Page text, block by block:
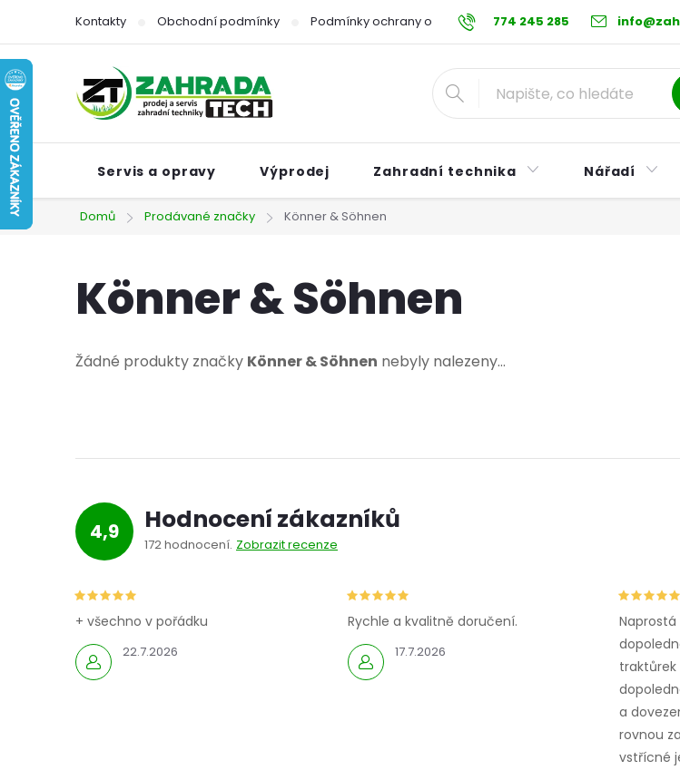
obsah
774 245 285
Kontakty Obchodní podmínky Podmínky ochrany osobních údajů Reklamační řád
Servis a opravy Výprodej Zahradní technika Nářadí
Domů Prodávané značky Könner & Söhnen
Könner & Söhnen
Žádné produkty značky Könner & Söhnen nebyly nalezeny...
4,9 Hodnocení zákazníků
172 hodnocení Zobrazit recenze
22.7.2026
+ všechno v pořádku
17.7.2026
Rychle a kvalitně doručení.
traktůrek
a
rovnou
vstřícné